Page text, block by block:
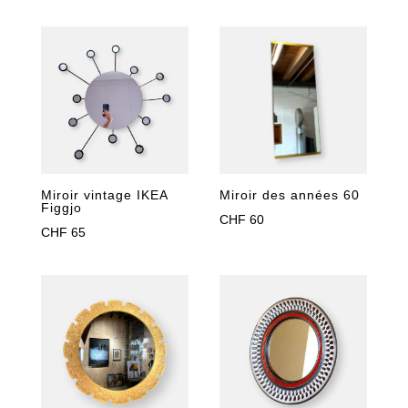
Miroir vintage IKEA
Figgjo
CHF 65
Miroir des années 60
CHF 60